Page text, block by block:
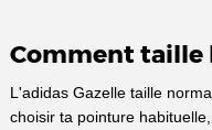
Comment taille
L'adidas Gazelle taille
choisir ta pointure